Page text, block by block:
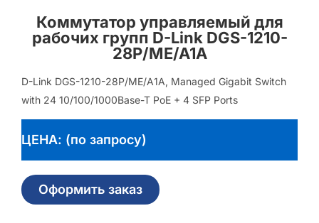
Коммутатор управляемый для
рабочих групп D-Link DGS-1210-
28P/ME/A1A
D-Link DGS-1210-28P/ME/A1A, Managed Gigabit Switch
with 24 10/100/1000Base-T PoE + 4 SFP Ports
ЦЕНА: (по запросу)
Оформить заказ